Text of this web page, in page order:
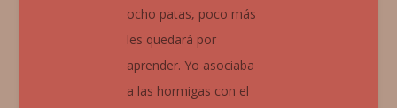
ocho patas, poco más
les quedará por
aprender. Yo asociaba
a las hormigas con el